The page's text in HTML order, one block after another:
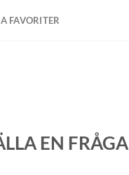
FAVORITER
EN FRÅGA